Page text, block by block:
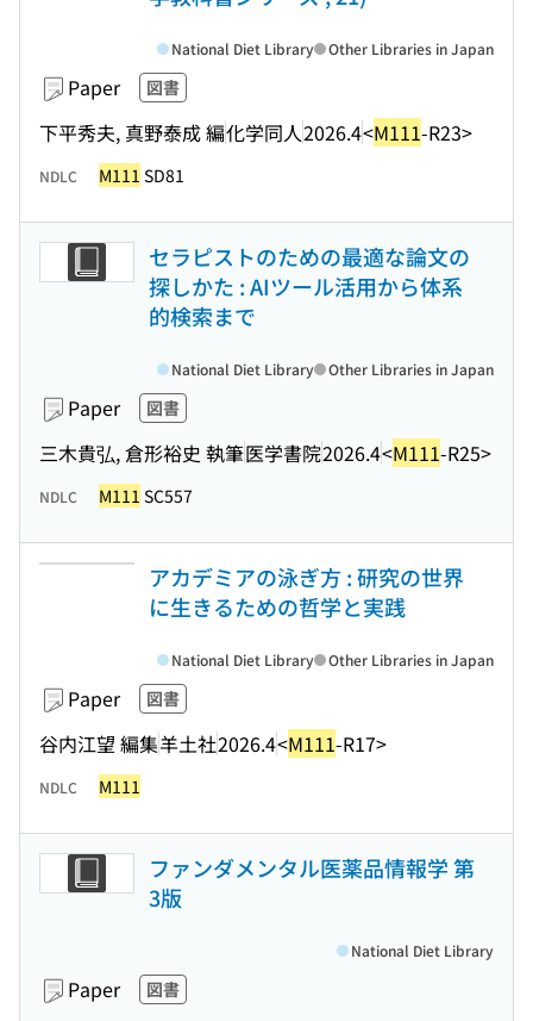
Paper 図書
下平秀夫, 真野泰成 編化学同人2026.4<M111-R23>
National Diet Library Other Libraries in Japan
NDLC M111 SD81
セラピストのための最適な論文の
探しかた : AIツール活用から体系
的検索まで
Paper 図書
三木貴弘, 倉形裕史 執筆医学書院2026.4<M111-R25>
National Diet Library Other Libraries in Japan
NDLC M111 SC557
アカデミアの泳ぎ方 : 研究の世界
に生きるための哲学と実践
Paper 図書
谷内江望 編集羊土社2026.4<M111-R17>
National Diet Library Other Libraries in Japan
NDLC M111
ファンダメンタル医薬品情報学 第
3版
Paper 図書
National Diet Library